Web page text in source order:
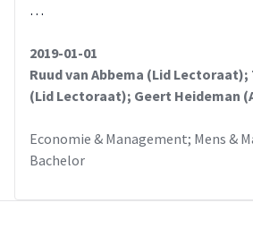
…
2019-01-01
Ruud van Abbema (Lid
(Lid Lectoraat); Geert Heideman
Economie & Management; Mens &
Bachelor